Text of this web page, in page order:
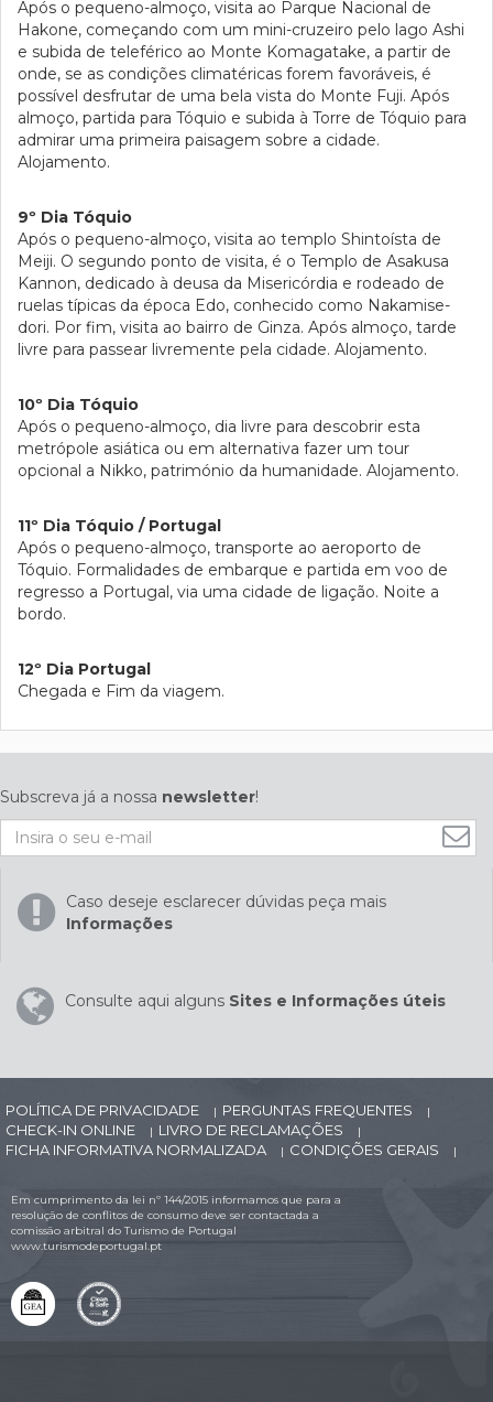
Após o pequeno-almoço, visita ao Parque Nacional de
Hakone, começando com um mini-cruzeiro pelo lago Ashi
e subida de teleférico ao Monte Komagatake, a partir de
onde, se as condições climatéricas forem favoráveis, é
possível desfrutar de uma bela vista do Monte Fuji. Após
almoço, partida para Tóquio e subida à Torre de Tóquio para
admirar uma primeira paisagem sobre a cidade.
Alojamento.
9º Dia Tóquio
Após o pequeno-almoço, visita ao templo Shintoísta de
Meiji. O segundo ponto de visita, é o Templo de Asakusa
Kannon, dedicado à deusa da Misericórdia e rodeado de
ruelas típicas da época Edo, conhecido como Nakamise-
dori. Por fim, visita ao bairro de Ginza. Após almoço, tarde
livre para passear livremente pela cidade. Alojamento.
10º Dia Tóquio
Após o pequeno-almoço, dia livre para descobrir esta
metrópole asiática ou em alternativa fazer um tour
opcional a Nikko, património da humanidade. Alojamento.
11º Dia Tóquio / Portugal
Após o pequeno-almoço, transporte ao aeroporto de
Tóquio. Formalidades de embarque e partida em voo de
regresso a Portugal, via uma cidade de ligação. Noite a
bordo.
12º Dia Portugal
Chegada e Fim da viagem.
Subscreva já a nossa newsletter!
Caso deseje esclarecer dúvidas peça mais
Informações
Consulte aqui alguns Sites e Informações úteis
POLÍTICA DE PRIVACIDADE | PERGUNTAS FREQUENTES |
CHECK-IN ONLINE | LIVRO DE RECLAMAÇÕES |
FICHA INFORMATIVA NORMALIZADA | CONDIÇÕES GERAIS |
Em cumprimento da lei nº 144/2015 informamos que para a
resolução de conflitos de consumo deve ser contactada a
comissão arbitral do Turismo de Portugal
www.turismodeportugal.pt